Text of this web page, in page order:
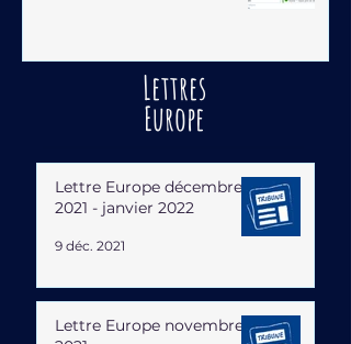
Lettres
Europe
Lettre Europe décembre
2021 - janvier 2022
9 déc. 2021
Lettre Europe novembre